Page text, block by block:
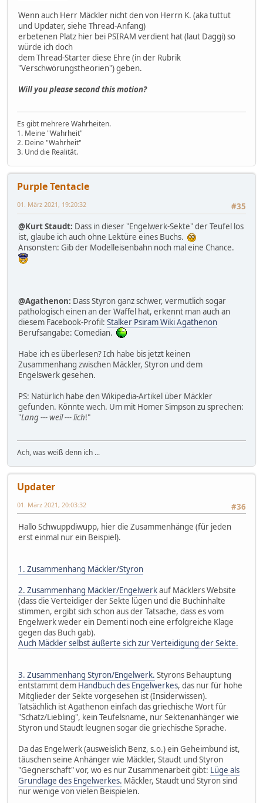
Wenn auch Herr Mäckler nicht den von Herrn K. (aka tuttut
und Updater, siehe Thread-Anfang)
erbetenen Platz hier bei PSIRAM verdient hat (laut Daggi) so
würde ich doch
dem Thread-Starter diese Ehre (in der Rubrik
"Verschwörungstheorien") geben.
Will you please second this motion?
Es gibt mehrere Wahrheiten.
1. Meine "Wahrheit"
2. Deine "Wahrheit"
3. Und die Realität.
Purple Tentacle
#35
01. März 2021, 19:20:32
@Kurt Staudt: Dass in dieser "Engelwerk-Sekte" der Teufel los
ist, glaube ich auch ohne Lektüre eines Buchs.
Ansonsten: Gib der Modelleisenbahn noch mal eine Chance.
@Agathenon: Dass Styron ganz schwer, vermutlich sogar
pathologisch einen an der Waffel hat, erkennt man auch an
diesem Facebook-Profil: Stalker Psiram Wiki Agathenon
Berufsangabe: Comedian.
Habe ich es überlesen? Ich habe bis jetzt keinen
Zusammenhang zwischen Mäckler, Styron und dem
Engelswerk gesehen.
PS: Natürlich habe den Wikipedia-Artikel über Mäckler
gefunden. Könnte wech. Um mit Homer Simpson zu sprechen:
"Lang --- weil --- lich!"
Ach, was weiß denn ich ...
Updater
#36
01. März 2021, 20:03:32
Hallo Schwuppdiwupp, hier die Zusammenhänge (für jeden
erst einmal nur ein Beispiel).
1. Zusammenhang Mäckler/Styron
2. Zusammenhang Mäckler/Engelwerkauf Mäcklers Website
(dass die Verteidiger der Sekte lügen und die Buchinhalte
stimmen, ergibt sich schon aus der Tatsache, dass es vom
Engelwerk weder ein Dementi noch eine erfolgreiche Klage
gegen das Buch gab).
Auch Mäckler selbst äußerte sich zur Verteidigung der Sekte.
3. Zusammenhang Styron/Engelwerk. Styrons Behauptung
entstammt dem Handbuch des Engelwerkes, das nur für hohe
Mitglieder der Sekte vorgesehen ist (Insiderwissen).
Tatsächlich ist Agathenon einfach das griechische Wort für
"Schatz/Liebling", kein Teufelsname, nur Sektenanhänger wie
Styron und Staudt leugnen sogar die griechische Sprache.
Da das Engelwerk (ausweislich Benz, s.o.) ein Geheimbund ist,
täuschen seine Anhänger wie Mäckler, Staudt und Styron
"Gegnerschaft" vor, wo es nur Zusammenarbeit gibt: Lüge als
Grundlage des Engelwerkes. Mäckler, Staudt und Styron sind
nur wenige von vielen Beispielen.